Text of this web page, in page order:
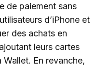
de paiement sans
d’iPhone et
des achats en
leurs cartes
Wallet. En revanche,